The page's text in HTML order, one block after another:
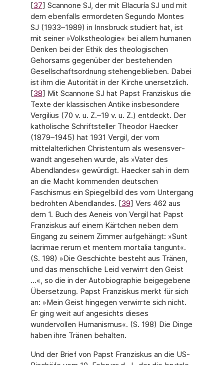
[37] Scannone SJ, der mit Ellacuría SJ und mit
dem ebenfalls ermordeten Segundo Montes
SJ (1933–1989) in Innsbruck studiert hat, ist
mit seiner »Volkstheologie« bei allem humanen
Denken bei der Ethik des theologischen
Gehorsams gegenüber der bestehenden
Gesellschafts­ordnung stehengeblieben. Dabei
ist ihm die Autorität in der Kirche unersetzlich.
[38] Mit Scannone SJ hat Papst Franziskus die
Texte der klassischen Antike insbesondere
Vergi­lius (70 v. u. Z.–19 v. u. Z.) entdeckt. Der
katholische Schriftsteller Theodor Haecker
(1879–1945) hat 1931 Vergil, der vom
mittelalterlichen Christentum als wesensver­
wandt angesehen wurde, als »Vater des
Abendlandes« gewürdigt. Haecker sah in dem
an die Macht kommenden deutschen
Faschismus ein Spiegelbild des vom Untergang
bedrohten Abendlandes. [39] Vers 462 aus
dem 1. Buch des Aeneis von Vergil hat Papst
Franziskus auf einem Kärtchen neben dem
Eingang zu seinem Zimmer aufgehängt: »Sunt
lacrimae rerum et mentem mortalia tangunt«.
(S. 198) »Die Geschichte besteht aus Tränen,
und das menschliche Leid verwirrt den Geist
…«, so die in der Autobio­graphie beigegebene
Übersetzung. Papst Franziskus merkt für sich
an: »Mein Geist hin­gegen verwirrte sich nicht.
Er ging weit auf angesichts dieses
wundervollen Humanis­mus«. (S. 198) Die Dinge
haben ihre Tränen behalten.
Und der Brief von Papst Franziskus an die US-